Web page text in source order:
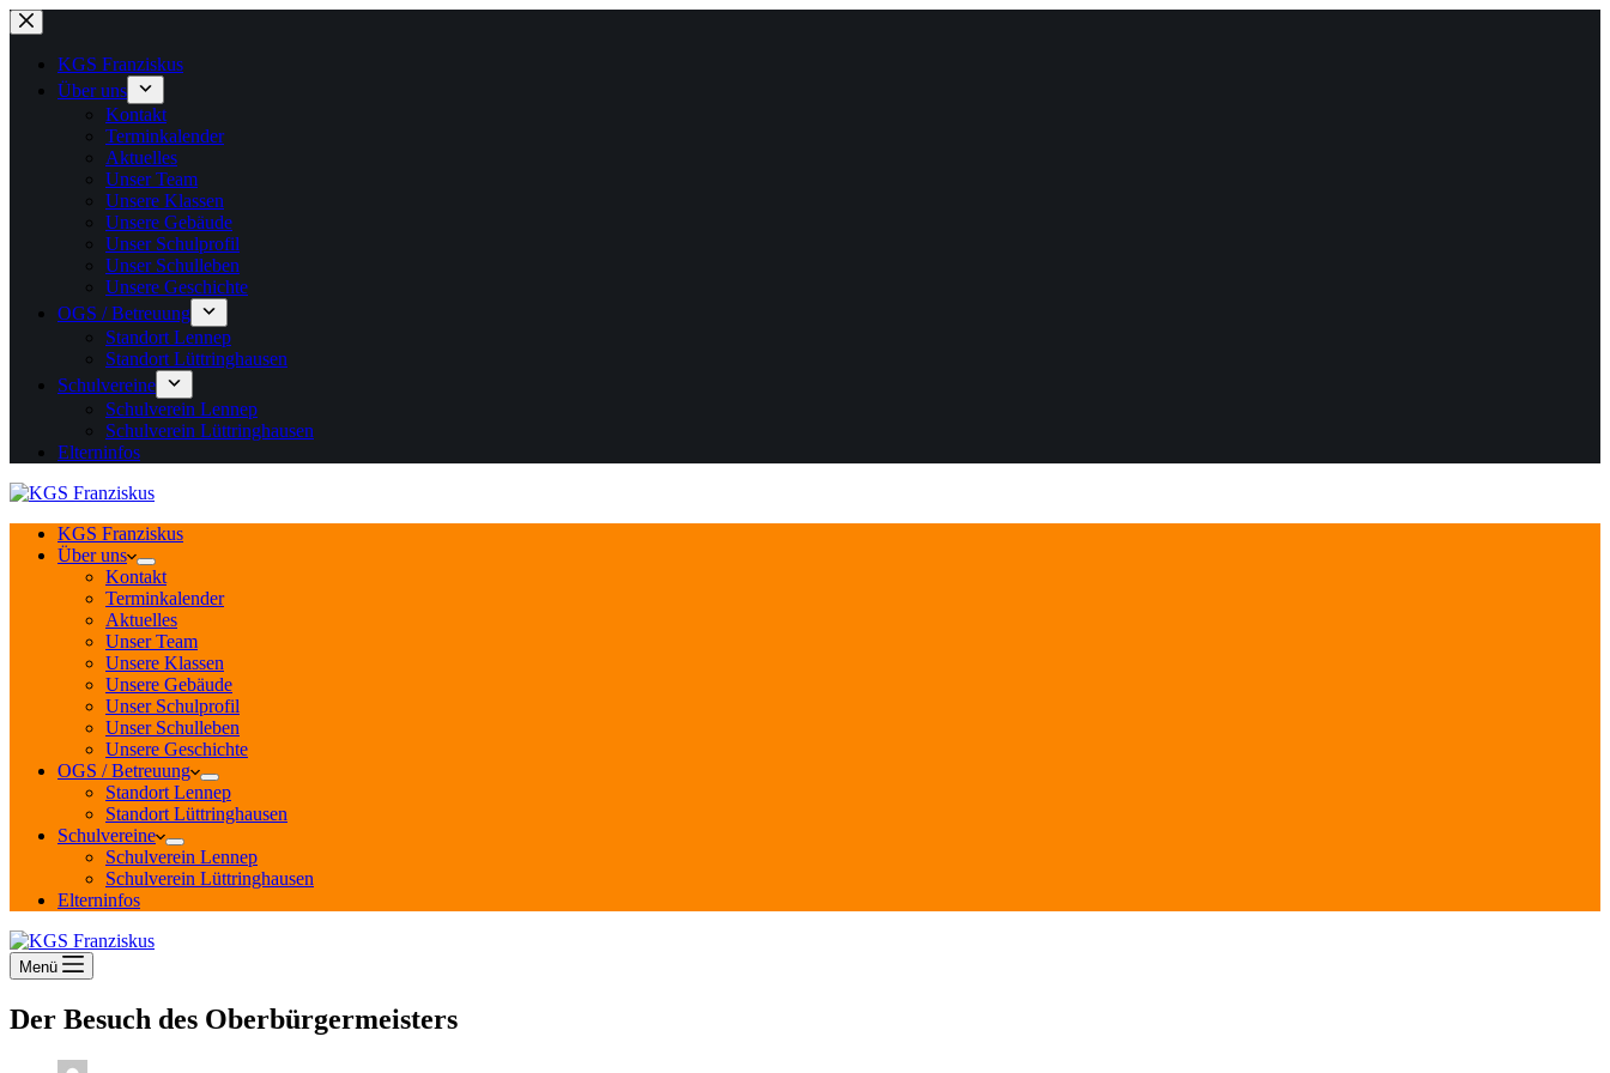
Zum
Inhalt
springenKGS Franziskus
Über uns
Kontakt
Terminkalender
Aktuelles
Unser Team
Unsere Klassen
Unsere Gebäude
Unser Schulprofil
Unser Schulleben
Unsere Geschichte
OGS / Betreuung
Standort Lennep
Standort Lüttringhausen
Schulvereine
Schulverein Lennep
Schulverein Lüttringhausen
Elterninfos
KGS Franziskus
Über uns
Kontakt
Terminkalender
Aktuelles
Unser Team
Unsere Klassen
Unsere Gebäude
Unser Schulprofil
Unser Schulleben
Unsere Geschichte
OGS / Betreuung
Standort Lennep
Standort Lüttringhausen
Schulvereine
Schulverein Lennep
Schulverein Lüttringhausen
Elterninfos
Menü
Der Besuch des Oberbürgermeisters